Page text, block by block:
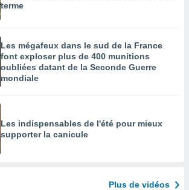
terme
Les mégafeux dans le sud de la France
font exploser plus de 400 munitions
oubliées datant de la Seconde Guerre
mondiale
Les indispensables de l'été pour mieux
supporter la canicule
Plus de vidéos